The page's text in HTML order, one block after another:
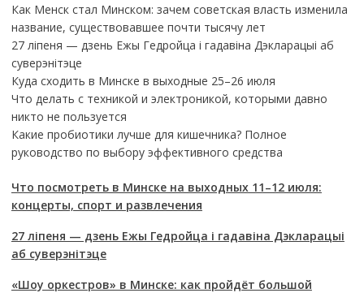
Как Менск стал Минском: зачем советская власть изменила
название, существовавшее почти тысячу лет
27 ліпеня — дзень Ежы Гедройца і гадавіна Дэкларацыі аб
суверэнітэце
Куда сходить в Минске в выходные 25–26 июля
Что делать с техникой и электроникой, которыми давно
никто не пользуется
Какие пробиотики лучше для кишечника? Полное
руководство по выбору эффективного средства
Что посмотреть в Минске на выходных 11–12 июля:
концерты, спорт и развлечения
27 ліпеня — дзень Ежы Гедройца і гадавіна Дэкларацыі
аб суверэнітэце
«Шоу оркестров» в Минске: как пройдёт большой